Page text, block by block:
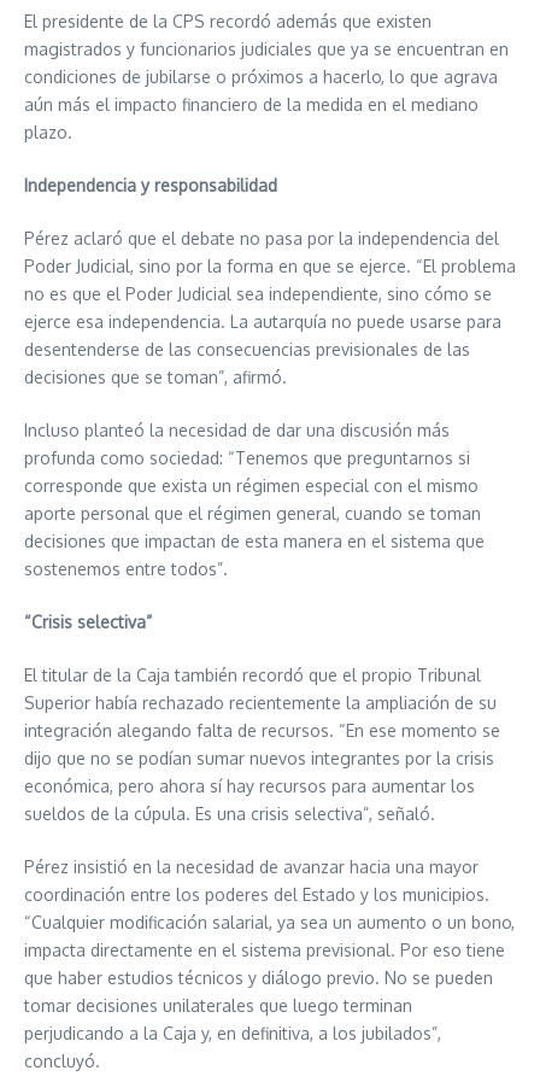
El presidente de la CPS recordó además que existen
magistrados y funcionarios judiciales que ya se encuentran en
condiciones de jubilarse o próximos a hacerlo, lo que agrava
aún más el impacto financiero de la medida en el mediano
plazo.
Independencia y responsabilidad
Pérez aclaró que el debate no pasa por la independencia del
Poder Judicial, sino por la forma en que se ejerce. “El problema
no es que el Poder Judicial sea independiente, sino cómo se
ejerce esa independencia. La autarquía no puede usarse para
desentenderse de las consecuencias previsionales de las
decisiones que se toman”, afirmó.
Incluso planteó la necesidad de dar una discusión más
profunda como sociedad: “Tenemos que preguntarnos si
corresponde que exista un régimen especial con el mismo
aporte personal que el régimen general, cuando se toman
decisiones que impactan de esta manera en el sistema que
sostenemos entre todos”.
“Crisis selectiva”
El titular de la Caja también recordó que el propio Tribunal
Superior había rechazado recientemente la ampliación de su
integración alegando falta de recursos. “En ese momento se
dijo que no se podían sumar nuevos integrantes por la crisis
económica, pero ahora sí hay recursos para aumentar los
sueldos de la cúpula. Es una crisis selectiva”, señaló.
Pérez insistió en la necesidad de avanzar hacia una mayor
coordinación entre los poderes del Estado y los municipios.
“Cualquier modificación salarial, ya sea un aumento o un bono,
impacta directamente en el sistema previsional. Por eso tiene
que haber estudios técnicos y diálogo previo. No se pueden
tomar decisiones unilaterales que luego terminan
perjudicando a la Caja y, en definitiva, a los jubilados”,
concluyó.